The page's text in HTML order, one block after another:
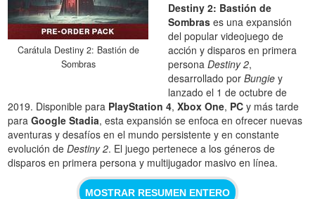
Carátula Destiny 2: Bastión de
Sombras
Destiny 2: Bastión de
Sombras es una expansión
del popular videojuego de
acción y disparos en primera
personaDestiny 2,
desarrollado porBungie y
lanzado el 1 de octubre de
2019. Disponible para PlayStation 4,Xbox One, PC y más tarde
paraGoogle Stadia, esta expansión se enfoca en ofrecer nuevas
aventuras y desafíos en el mundo persistente y en constante
evolución deDestiny 2. El juego pertenece a los géneros de
disparos en primera persona y multijugador masivo en línea.
MOSTRAR RESUMEN ENTERO